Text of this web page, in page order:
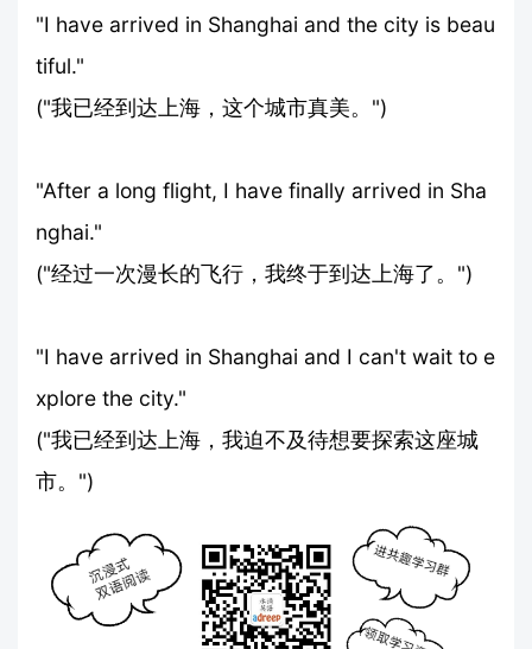
"I have arrived in Shanghai and the city is beau
tiful."
("我已经到达上海，这个城市真美。")
"After a long flight, I have finally arrived in Sha
nghai."
("经过一次漫长的飞行，我终于到达上海了。")
"I have arrived in Shanghai and I can't wait to e
xplore the city."
("我已经到达上海，我迫不及待想要探索这座城
市。")